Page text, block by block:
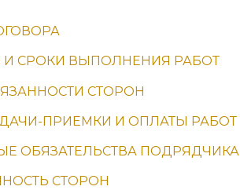
И СРОКИ ВЫПОЛНЕНИЯ РАБОТ
СТОРОН
ПРИЕМКИ И ОПЛАТЫ РАБОТ
ОБЯЗАТЕЛЬСТВА ПОДРЯДЧИКА
СТОРОН